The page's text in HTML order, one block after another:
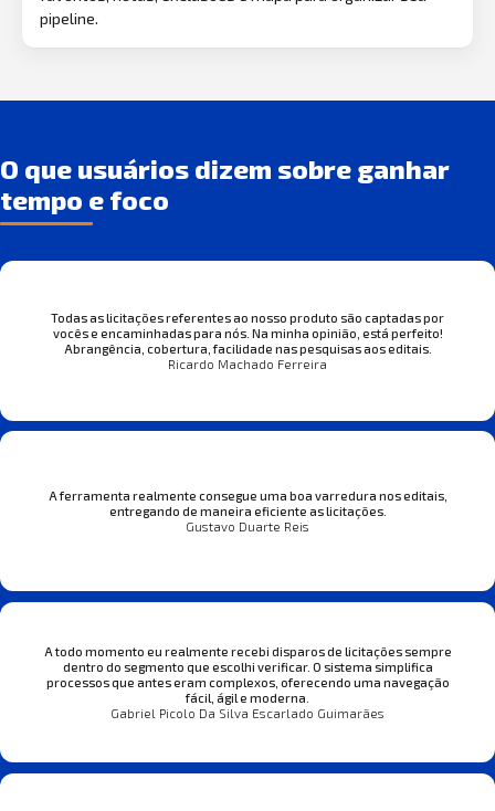
pipeline.
O que usuários dizem sobre ganhar
tempo e foco
Todas as licitações referentes ao nosso produto são captadas por
vocês e encaminhadas para nós. Na minha opinião, está perfeito!
Abrangência, cobertura, facilidade nas pesquisas aos editais.
Ricardo Machado Ferreira
A ferramenta realmente consegue uma boa varredura nos editais,
entregando de maneira eficiente as licitações.
Gustavo Duarte Reis
A todo momento eu realmente recebi disparos de licitações sempre
dentro do segmento que escolhi verificar. O sistema simplifica
processos que antes eram complexos, oferecendo uma navegação
fácil, ágil e moderna.
Gabriel Picolo Da Silva Escarlado Guimarães